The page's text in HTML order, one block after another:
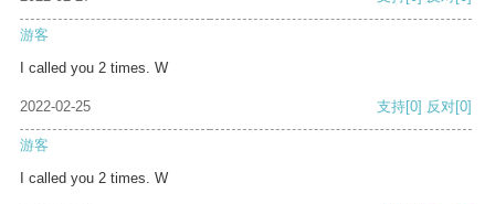
游客
I called you 2 times. W
2022-02-25 支持[0] 反对[0]
游客
I called you 2 times. W